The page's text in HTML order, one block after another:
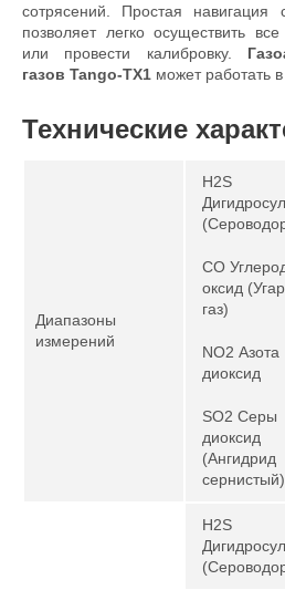
сотрясений. Простая
позволяет легко осуществить
или провести калибровку.
газов Tango-TX1 может работать
Технические
Диапазоны
измерений
H2S
CO
оксид
газ)
NO2 Азота
диоксид
SO2 Серы
диоксид
(Ангидрид
сернистый)
H2S